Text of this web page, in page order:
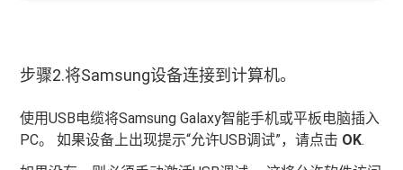
步骤2.将Samsung设备连接到计算机。
使用USB电缆将Samsung Galaxy智能手机或平板电脑插入
PC。 如果设备上出现提示“允许USB调试”，请点击 OK.